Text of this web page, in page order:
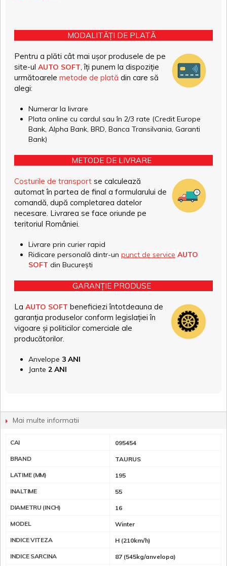
MODALITĂȚI DE PLATĂ
Pentru a plăti cât mai ușor produsele de pe
site-ul AUTO SOFT, îți punem la dispoziție
următoarele metode de plată din care să
alegi:
Numerar la livrare
Plata online cu cardul sau în 2/3 rate (Credit Europe
Bank, Alpha Bank, BRD, Banca Transilvania, Garanti
Bank)
METODE DE LIVRARE
Costurile de transport se calculează
automat în partea de final a formularului de
comandă, după completarea datelor
necesare. Livrarea se face oriunde pe
teritoriul României.
Livrare prin curier rapid
Ridicare personală dintr-un punct de service AUTO
SOFT din București
GARANȚIE PRODUSE
La AUTO SOFT beneficiezi întotdeauna de
garanția produselor conform legislației în
vigoare și politicilor comerciale ale
producătorilor.
Anvelope 3 ANI
Jante 2 ANI
Mai multe informatii
CAI 095454
BRAND TAURUS
LATIME (MM) 195
INALTIME 55
DIAMETRU (INCH) 16
MODEL Winter
INDICE VITEZA H (210km/h)
INDICE SARCINA 87 (545kg/anvelopa)